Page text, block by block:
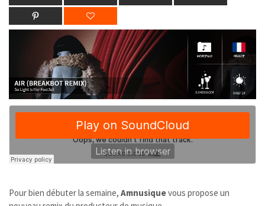
Pour bien débuter la semaine, Amnusiquevous propose un